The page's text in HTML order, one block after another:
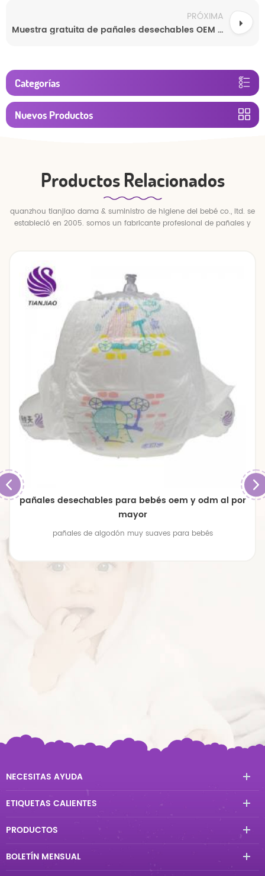
PRÓXIMA
Muestra gratuita de pañales desechables OEM para bebés con material antifugas 3D, superficie seca, absorción, suaves y cómodos.
Categorías
Nuevos Productos
Productos Relacionados
quanzhou tianjiao dama & suministro de higiene del bebé co., ltd. se
estableció en 2005. somos un fabricante profesional de pañales y
pañales desechables para bebés oem y odm al por
mayor
pañales de algodón muy suaves para bebés
NECESITAS AYUDA
ETIQUETAS CALIENTES
PRODUCTOS
BOLETÍN MENSUAL